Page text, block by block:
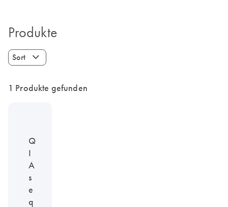
Produkte
Sort
1 Produkte gefunden
Q
I
A
s
e
q